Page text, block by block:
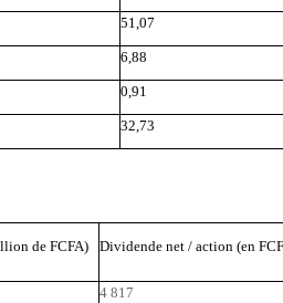
51,07
6,88
0,91
32,73
de FCFA) Dividende net / action (en
4 817